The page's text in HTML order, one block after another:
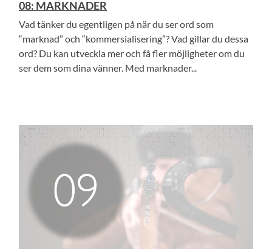
08: MARKNADER
Vad tänker du egentligen på när du ser ord som
“marknad” och “kommersialisering”? Vad gillar du dessa
ord? Du kan utveckla mer och få fler möjligheter om du
ser dem som dina vänner. Med marknader...